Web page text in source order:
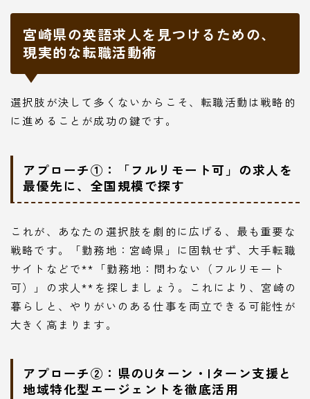
宮崎県の英語求人を見つけるための、
現実的な転職活動術
選択肢が決して多くないからこそ、転職活動は戦略的
に進めることが成功の鍵です。
アプローチ①：「フルリモート可」の求人を
最優先に、全国規模で探す
これが、あなたの選択肢を劇的に広げる、最も重要な
戦略です。「勤務地：宮崎県」に固執せず、大手転職
サイトなどで**「勤務地：問わない（フルリモート
可）」の求人**を探しましょう。これにより、宮崎の
暮らしと、やりがいのある仕事を両立できる可能性が
大きく高まります。
アプローチ②：県のUターン・Iターン支援と
地域特化型エージェントを徹底活用